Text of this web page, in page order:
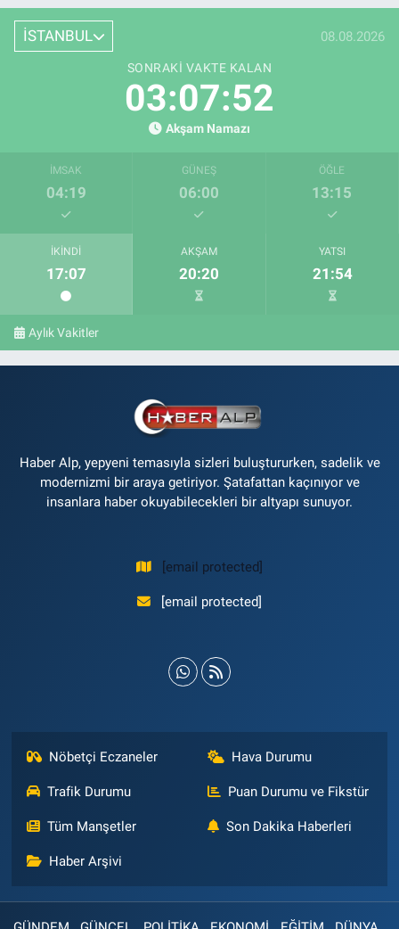
İSTANBUL 08.08.2026
SONRAKI VAKTE KALAN
03:07:52
Akşam Namazı
İMSAK
04:19
GÜNEŞ
06:00
ÖĞLE
13:15
İKINDI
17:07
AKŞAM
20:20
YATSI
21:54
Aylık Vakitler
Haber Alp, yepyeni temasıyla sizleri buluştururken, sadelik ve
modernizmi bir araya getiriyor. Şatafattan kaçınıyor ve
insanlara haber okuyabilecekleri bir altyapı sunuyor.
[email protected]
[email protected]
Nöbetçi Eczaneler Hava Durumu
Trafik Durumu Puan Durumu ve Fikstür
Tüm Manşetler Son Dakika Haberleri
Haber Arşivi